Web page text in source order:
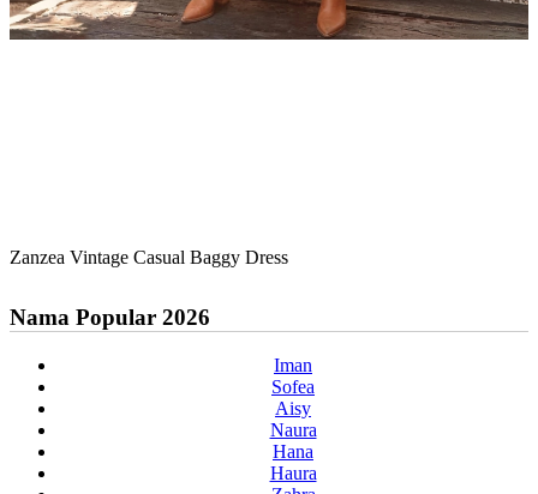
Zanzea Vintage Casual Baggy Dress
Nama Popular 2026
Iman
Sofea
Aisy
Naura
Hana
Haura